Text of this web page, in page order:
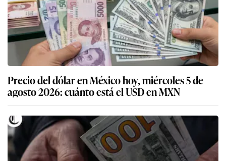
Precio del dólar en México hoy, miércoles 5 de
agosto 2026: cuánto está el USD en MXN